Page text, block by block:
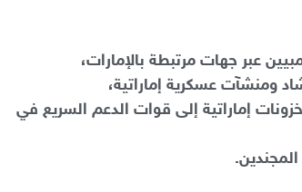
عبر جهات مرتبطة بالإمارات،
ومنشآت عسكرية إماراتية،
إماراتية إلى قوات الدعم السريع في